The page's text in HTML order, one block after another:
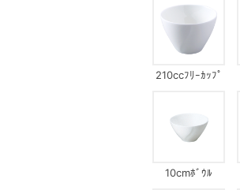
210ccﾌﾘｰｶｯﾌﾟ
10cmﾎﾞｳﾙ